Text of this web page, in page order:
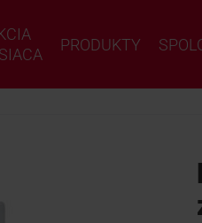
PRODUKTY